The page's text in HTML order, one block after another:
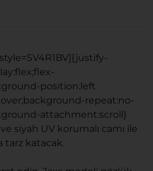
position:left
repeat:no-
attachment:scroll}
siyah UV korumalı camı ile
tarz katacak.